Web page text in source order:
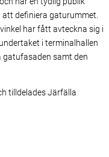
definiera gaturummet.
har fått avteckna sig i
i terminalhallen
gatufasaden samt den
tilldelades Järfälla